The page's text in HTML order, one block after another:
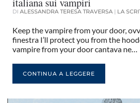
DI ALESSANDRA TERESA TRAVERSA | LA
Keep the vampire from your door,
finestra I’ll protect you from the
vampire from your door cantava ne…
CONTINUA A LEGGERE